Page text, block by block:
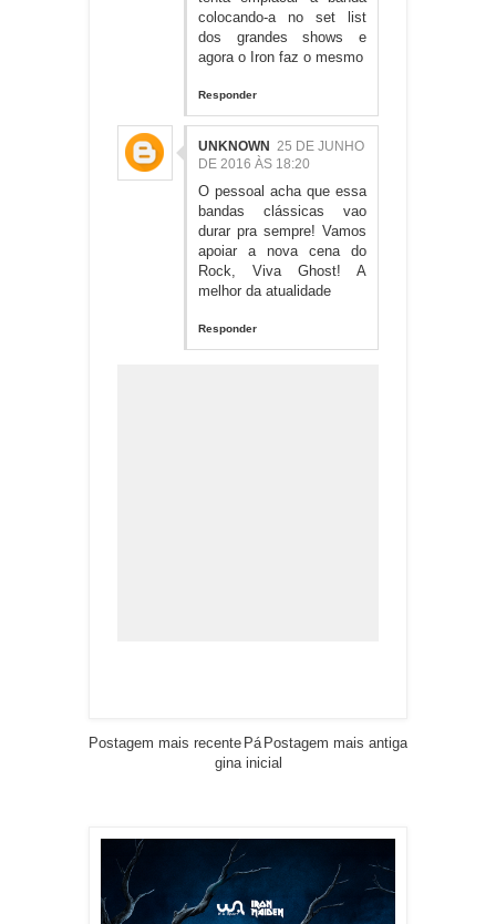
colocando-a no set list
dos grandes shows e
agora o Iron faz o mesmo
Responder
UNKNOWN 25 DE JUNHO
DE 2016 ÀS 18:20
O pessoal acha que essa
bandas clássicas vao
durar pra sempre! Vamos
apoiar a nova cena do
Rock, Viva Ghost! A
melhor da atualidade
Responder
Postagem mais recente Postagem mais antiga
Pá
gina inicial